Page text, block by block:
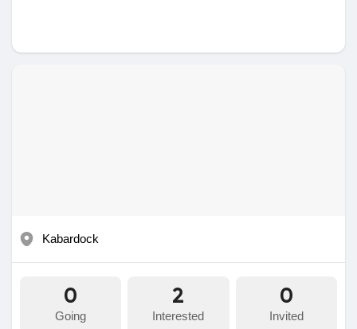
Lista de Usuarios
Kabardock
0
Going
2
Interested
0
Invited